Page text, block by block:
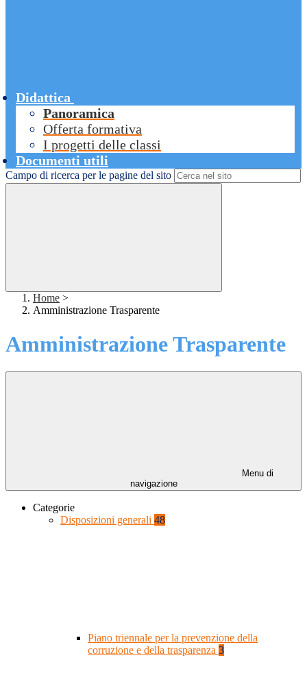
Didattica
Panoramica
Offerta formativa
I progetti delle classi
Documenti utili
Campo di ricerca per le pagine del sito
Home >
Amministrazione Trasparente
Amministrazione Trasparente
Menu di
navigazione
Categorie
Disposizioni generali 48
Piano triennale per la prevenzione della
corruzione e della trasparenza 3